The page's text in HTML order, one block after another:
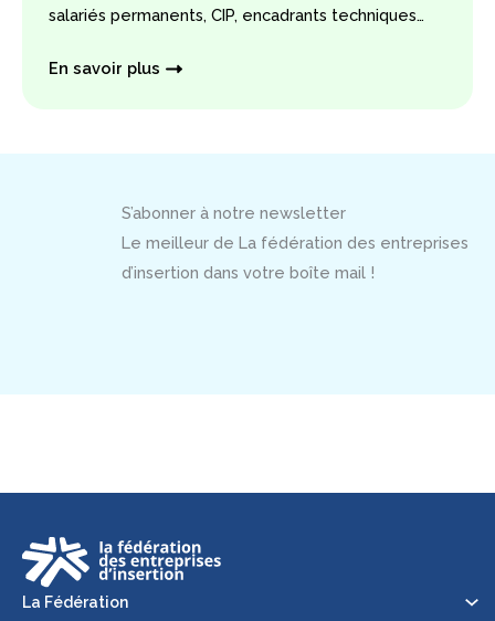
salariés permanents, CIP, encadrants techniques…
En savoir plus
S’abonner à notre newsletter
Le meilleur de La fédération des entreprises
d’insertion dans votre boîte mail !
La Fédération